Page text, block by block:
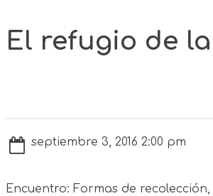
El refugio de
septiembre 3, 2016 2:00 pm
Encuentro: Formas de